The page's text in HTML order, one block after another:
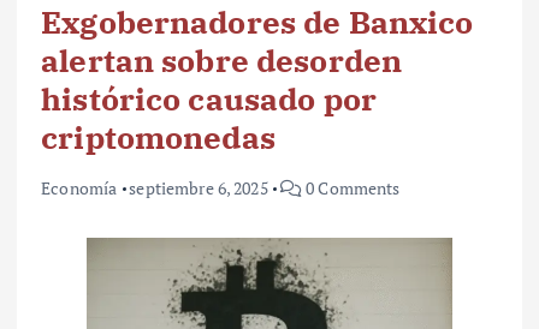
Exgobernadores de Banxico
alertan sobre desorden
histórico causado por
criptomonedas
Economía septiembre 6, 2025 0 Comments